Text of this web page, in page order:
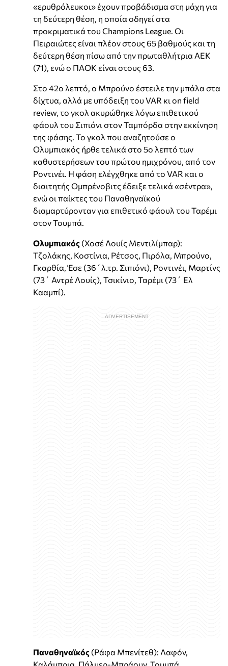
«ερυθρόλευκοι» έχουν προβάδισμα στη μάχη για
τη δεύτερη θέση, η οποία οδηγεί στα
προκριματικά του Champions League. Οι
Πειραιώτες είναι πλέον στους 65 βαθμούς και τη
δεύτερη θέση πίσω από την πρωταθλήτρια ΑΕΚ
(71), ενώ ο ΠΑΟΚ είναι στους 63.
Στο 42ο λεπτό, ο Μπρούνο έστειλε την μπάλα στα
δίχτυα, αλλά με υπόδειξη του VAR κι on field
review, το γκολ ακυρώθηκε λόγω επιθετικού
φάουλ του Σιπιόνι στον Ταμπόρδα στην εκκίνηση
της φάσης. Το γκολ που αναζητούσε ο
Ολυμπιακός ήρθε τελικά στο 5ο λεπτό των
καθυστερήσεων του πρώτου ημιχρόνου, από τον
Ροντινέι. Η φάση ελέγχθηκε από το VAR και ο
διαιτητής Ομπρένοβιτς έδειξε τελικά «σέντρα»,
ενώ οι παίκτες του Παναθηναϊκού
διαμαρτύρονταν για επιθετικό φάουλ του Ταρέμι
στον Τουμπά.
Ολυμπιακός (Χοσέ Λουίς Μεντιλίμπαρ):
Τζολάκης, Κοστίνια, Ρέτσος, Πιρόλα, Μπρούνο,
Γκαρθία, Έσε (36΄λ.τρ. Σιπιόνι), Ροντινέι, Μαρτίνς
(73΄ Αντρέ Λουίς), Τσικίνιο, Ταρέμι (73΄ Ελ
Κααμπί).
Παναθηναϊκός (Ράφα Μπενίτεθ): Λαφόν,
Καλάμπρια, Πάλμερ-Μπράουν, Τουμπά,